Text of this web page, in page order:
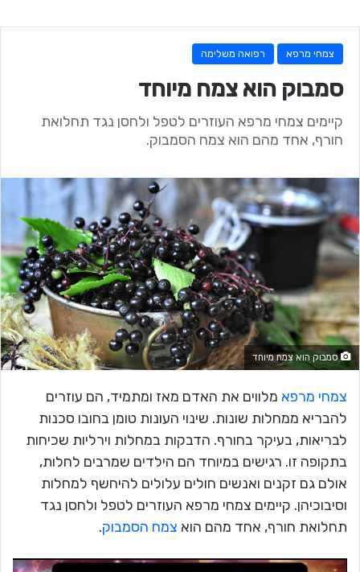
צמחי מרפא רפואה משלימה
סמבוק הוא צמח מיוחד
קיימים צמחי מרפא העוזרים לטפל ולחסן נגד תחלואת
חורף, אחד מהם הוא צמח הסמבוק.
סמבוק הוא צמח מיוחד
צמחי מרפא מלווים את האדם מאז ומתמיד, הם עוזרים
להבריא ממחלות שונות. שינוי העונות טומן בחובו סכנות
לבריאות, בעיקר בחורף. הדבקות במחלות וירליות שכיחות
בתקופה זו. רגישים במיוחד הם הילדים שמרבים לחלות,
אולם גם זקנים ואנשים חולים עלולים להיחשף למחלות
וסיבוכיהן. קיימים צמחי מרפא העוזרים לטפל ולחסן נגד
תחלואת חורף, אחד מהם הוא צמח הסמבוק.